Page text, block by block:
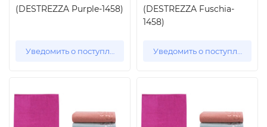
(DESTREZZA Purple-1458)
Уведомить о поступлении
(DESTREZZA Fuschia-
1458)
Уведомить о поступлении